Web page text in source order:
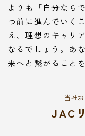
よりも「自分なら
つ前に進んでいく
え、理想のキャリ
なるでしょう。あ
来へと繋がること
当社
JAC